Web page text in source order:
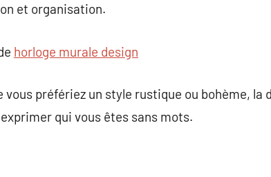
et organisation.
horloge murale design
vous préfériez un style rustique ou bohème,
qui vous êtes sans mots.